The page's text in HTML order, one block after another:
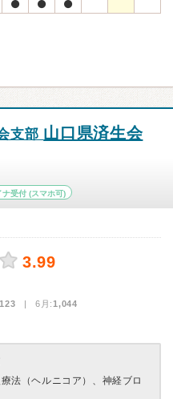
支部 山口県済生会
ナ受付 (スマホ可)
3.99
| 6月:1,044
法（ヘルニコア）、神経ブロ